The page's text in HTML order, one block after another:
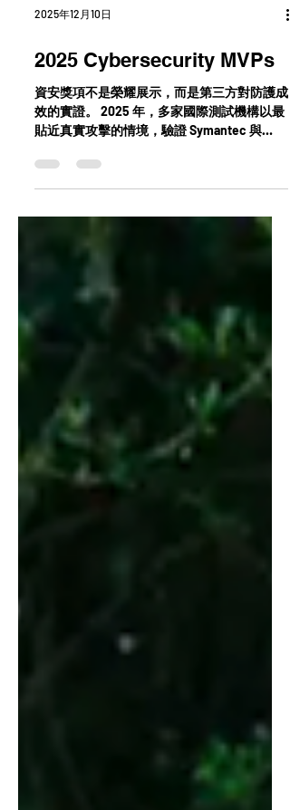
2025年12月10日
2025 Cybersecurity MVPs
效的實證。 2025 年，多家國際測試機構以最
貼近真實攻擊的情境，驗證 Symantec 與
的表現。這些肯定，最終只做一件事：讓
SOC 團隊少一點不確定性，多一點把握。